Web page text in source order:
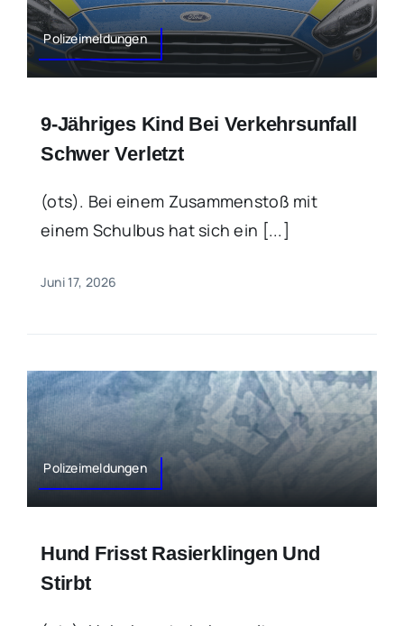
Polizeimeldungen
9-Jähriges Kind Bei Verkehrsunfall
Schwer Verletzt
(ots). Bei einem Zusammenstoß mit
einem Schulbus hat sich ein [...]
Juni 17, 2026
Polizeimeldungen
Hund Frisst Rasierklingen Und
Stirbt